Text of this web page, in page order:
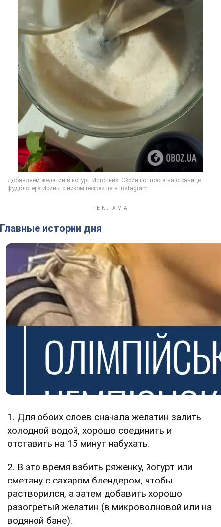
Главные истории дня
1. Для обоих слоев сначала желатин залить
холодной водой, хорошо соединить и
отставить на 15 минут набухать.
2. В это время взбить ряженку, йогурт или
сметану с сахаром блендером, чтобы
растворился, а затем добавить хорошо
разогретый желатин (в микроволновой или на
водяной бане).